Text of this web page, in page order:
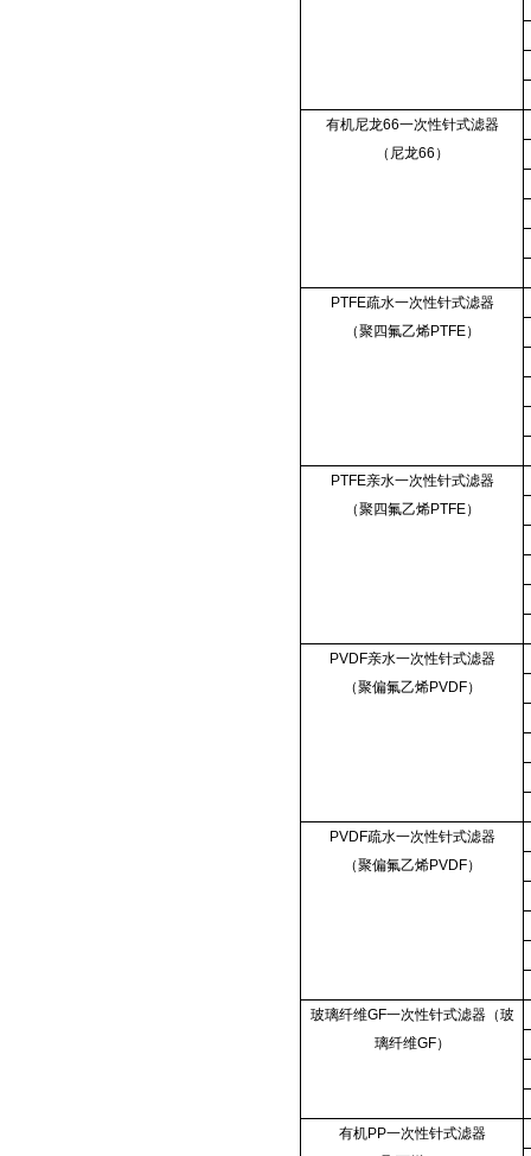
有机尼龙66一次性针式滤器
（尼龙66）
PTFE疏水一次性针式滤器
（聚四氟乙烯PTFE）
PTFE亲水一次性针式滤器
（聚四氟乙烯PTFE）
PVDF亲水一次性针式滤器
（聚偏氟乙烯PVDF）
PVDF疏水一次性针式滤器
（聚偏氟乙烯PVDF）
玻璃纤维GF一次性针式滤器（玻
璃纤维GF）
有机PP一次性针式滤器